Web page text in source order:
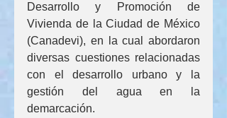
Desarrollo y Promoción de
Vivienda de la Ciudad de México
(Canadevi), en la cual abordaron
diversas cuestiones relacionadas
con el desarrollo urbano y la
gestión del agua en la
demarcación.